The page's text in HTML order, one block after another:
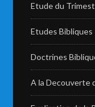
Etude du
Etudes Bibliques
Doctrines
A la Decouverte